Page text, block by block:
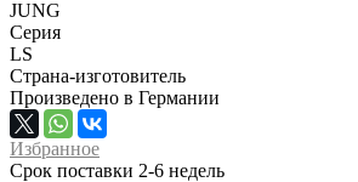
JUNG
Серия
LS
Страна-изготовитель
Произведено в Германии
Избранное
Срок поставки 2-6 недель